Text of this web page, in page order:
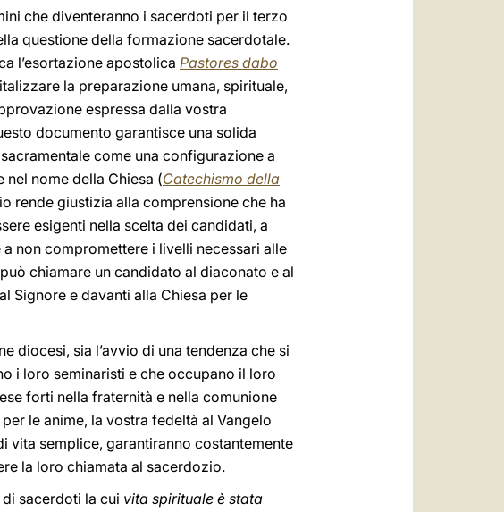
che diventeranno i sacerdoti per il terzo
questione della formazione sacerdotale.
l’esortazione apostolica Pastores dabo
la preparazione umana, spirituale,
espressa dalla vostra
documento garantisce una solida
come una configurazione a
nel nome della Chiesa (Catechismo della
rende giustizia alla comprensione che ha
esigenti nella scelta dei candidati, a
non compromettere i livelli necessari alle
chiamare un candidato al diaconato e al
Signore e davanti alla Chiesa per le
diocesi, sia l’avvio di una tendenza che si
i loro seminaristi e che occupano il loro
forti nella fraternità e nella comunione
le anime, la vostra fedeltà al Vangelo
vita semplice, garantiranno costantemente
la loro chiamata al sacerdozio.
sacerdoti la cui vita spirituale è stata